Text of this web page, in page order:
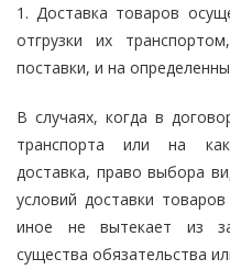
1. Доставка товаров
отгрузки их
поставки, и на
В случаях, когда в
транспорта или на
доставка, право выбора
условий доставки
иное не вытекает из
существа обязательства